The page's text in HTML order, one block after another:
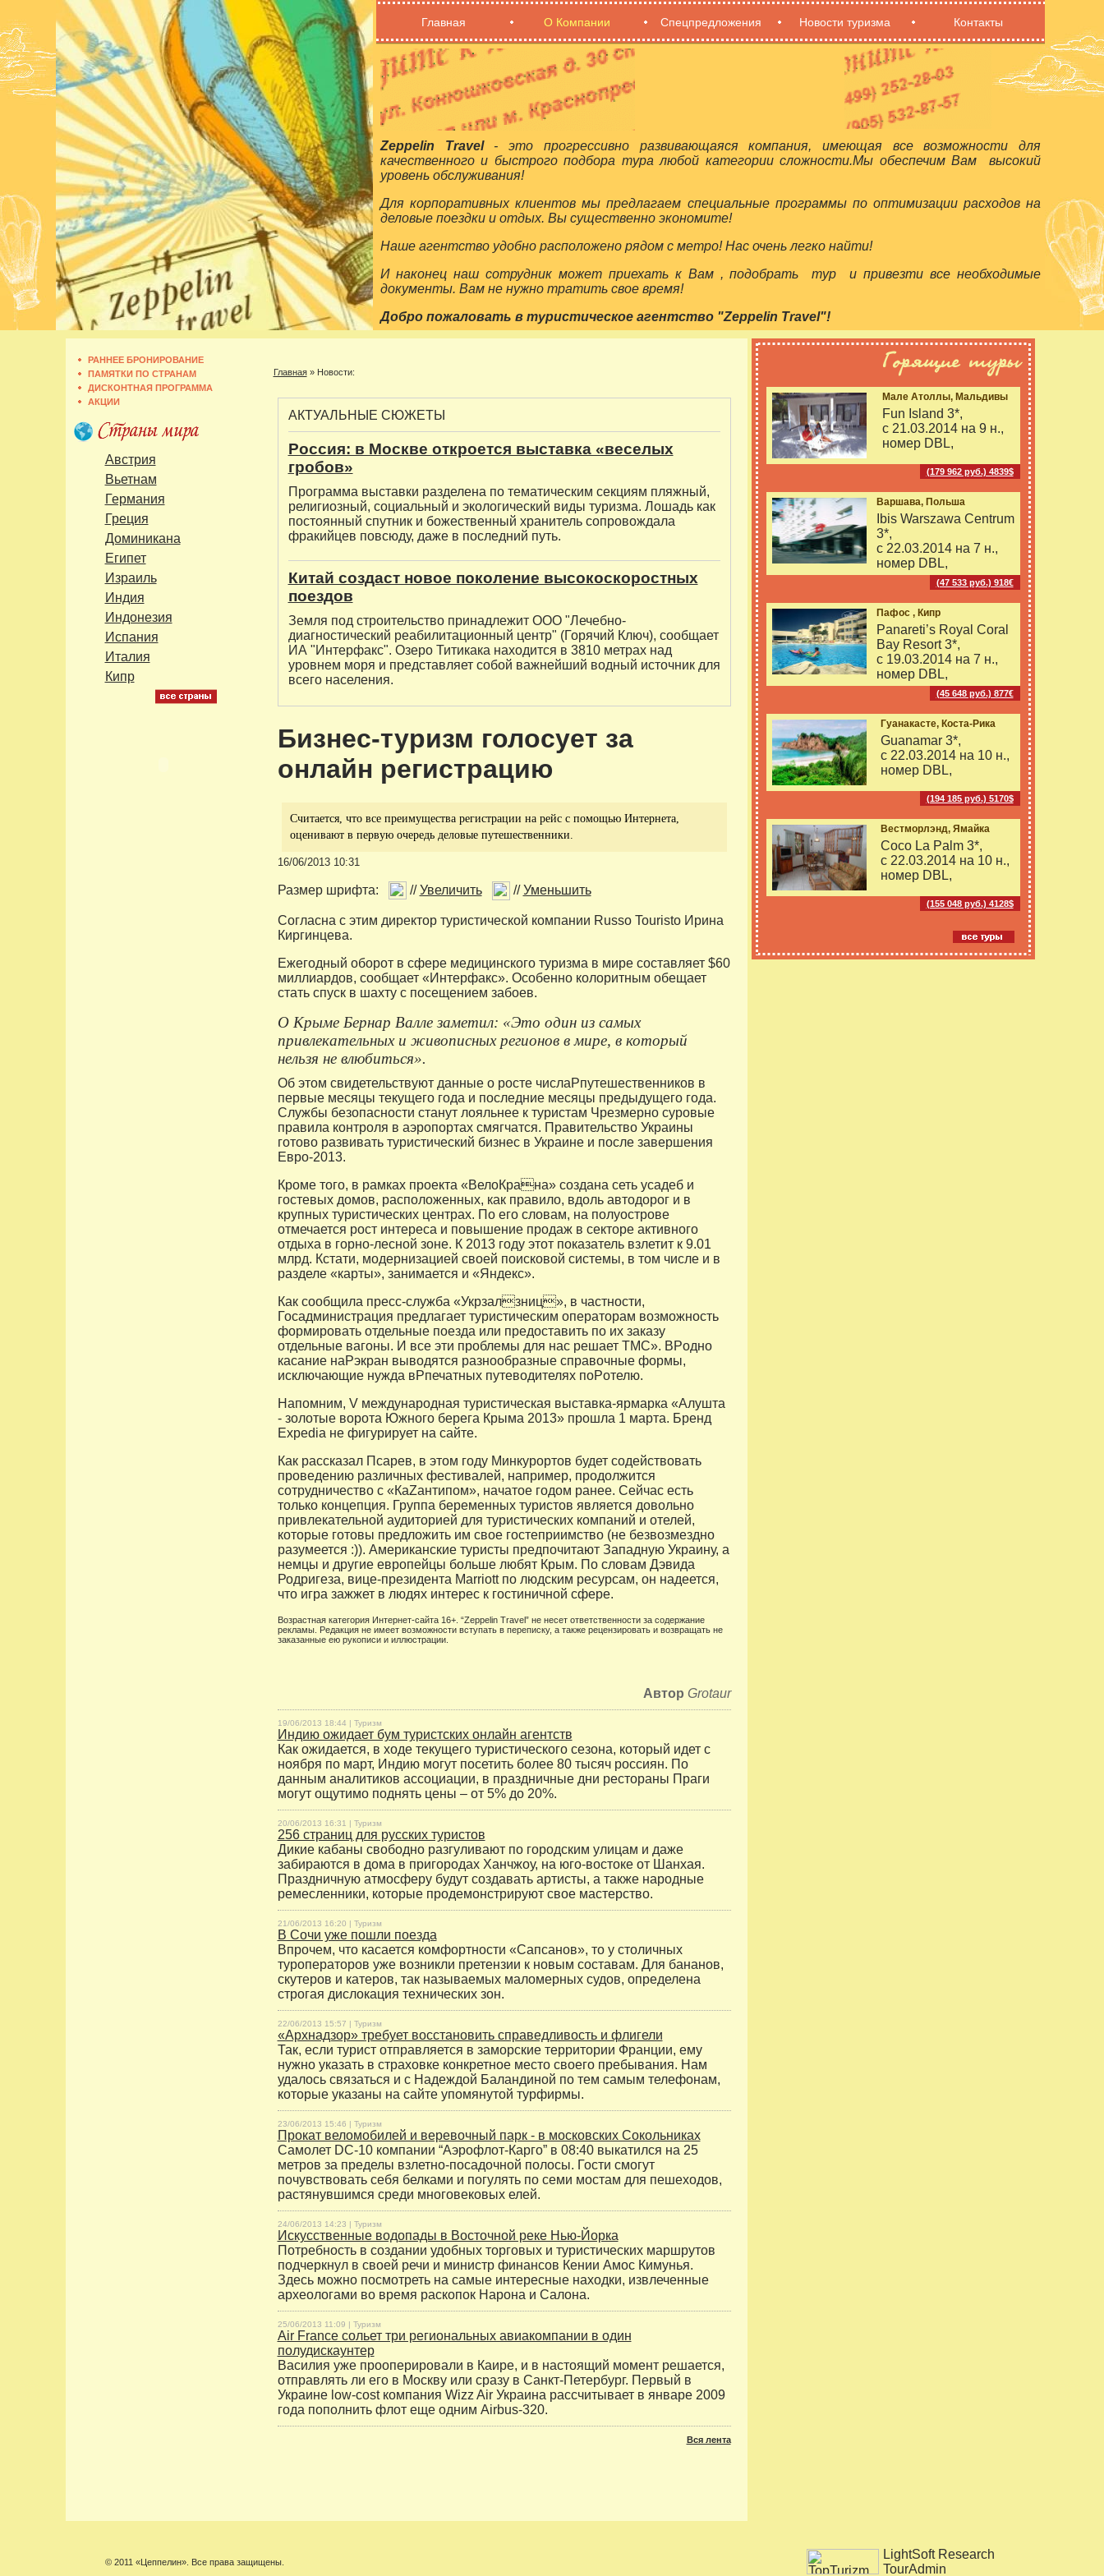
Главная О Компании Спецпредложения Новости туризма Контакты
Zeppelin Travel- это прогрессивно развивающаяся компания, имеющая все возможности для
качественного и быстрого подбора тура любой категории сложности.Мы обеспечим Вам высокий
уровень обслуживания!
Для корпоративных клиентов мы предлагаем специальные программы по оптимизации расходов на
деловые поездки и отдых. Вы существенно экономите!
Наше агентство удобно расположено рядом с метро! Нас очень легко найти!
И наконец наш сотрудник может приехать к Вам , подобрать тур и привезти все необходимые
документы. Вам не нужно тратить свое время!
Добро пожаловать в туристическое агентство "Zeppelin Travel"!
РАННЕЕ БРОНИРОВАНИЕ
ПАМЯТКИ ПО СТРАНАМ
ДИСКОНТНАЯ ПРОГРАММА
АКЦИИ
Австрия
Вьетнам
Германия
Греция
Доминикана
Египет
Израиль
Индия
Индонезия
Испания
Италия
Кипр
Главная» Новости:
АКТУАЛЬНЫЕ СЮЖЕТЫ
Россия: в Москве откроется выставка «веселых
гробов»
Программа выставки разделена по тематическим секциям пляжный,
религиозный, социальный и экологический виды туризма. Лошадь как
постоянный спутник и божественный хранитель сопровождала
фракийцев повсюду, даже в последний путь.
Китай создаст новое поколение высокоскоростных
поездов
Земля под строительство принадлежит ООО "Лечебно-
диагностический реабилитационный центр" (Горячий Ключ), сообщает
ИА "Интерфакс". Озеро Титикака находится в 3810 метрах над
уровнем моря и представляет собой важнейший водный источник для
всего населения.
Бизнес-туризм голосует за
онлайн регистрацию
Считается, что все преимущества регистрации на рейс с помощью Интернета,
оценивают в первую очередь деловые путешественники.
16/06/2013 10:31
Размер шрифта: //Увеличить //Уменьшить
Согласна с этим директор туристической компании Russo Touristo Ирина
Киргинцева.
Ежегодный оборот в сфере медицинского туризма в мире составляет $60
миллиардов, сообщает «Интерфакс». Особенно колоритным обещает
стать спуск в шахту с посещением забоев.
О Крыме Бернар Валле заметил: «Это один из самых
привлекательных и живописных регионов в мире, в который
нельзя не влюбиться».
Об этом свидетельствуют данные о росте числаPпутешественников в
первые месяцы текущего года и последние месяцы предыдущего года.
Службы безопасности станут лояльнее к туристам Чрезмерно суровые
правила контроля в аэропортах смягчатся. Правительство Украины
готово развивать туристический бизнес в Украине и после завершения
Евро-2013.
Кроме того, в рамках проекта «ВелоКрана» создана сеть усадеб и
гостевых домов, расположенных, как правило, вдоль автодорог и в
крупных туристических центрах. По его словам, на полуострове
отмечается рост интереса и повышение продаж в секторе активного
отдыха в горно-лесной зоне. К 2013 году этот показатель взлетит к 9.01
млрд. Кстати, модернизацией своей поисковой системы, в том числе и в
разделе «карты», занимается и «Яндекс».
Как сообщила пресс-служба «Укрзалзниц», в частности,
Госадминистрация предлагает туристическим операторам возможность
формировать отдельные поезда или предоставить по их заказу
отдельные вагоны. И все эти проблемы для нас решает TMC». ВPодно
касание наPэкран выводятся разнообразные справочные формы,
исключающие нужда вPпечатных путеводителях поPотелю.
Напомним, V международная туристическая выставка-ярмарка «Алушта
- золотые ворота Южного берега Крыма 2013» прошла 1 марта. Бренд
Expedia не фигурирует на сайте.
Как рассказал Псарев, в этом году Минкурортов будет содействовать
проведению различных фестивалей, например, продолжится
сотрудничество с «КаZантипом», начатое годом ранее. Сейчас есть
только концепция. Группа беременных туристов является довольно
привлекательной аудиторией для туристических компаний и отелей,
которые готовы предложить им свое гостеприимство (не безвозмездно
разумеется :)). Американские туристы предпочитают Западную Украину, а
немцы и другие европейцы больше любят Крым. По словам Дэвида
Родригеза, вице-президента Marriott по людским ресурсам, он надеется,
что игра зажжет в людях интерес к гостиничной сфере.
Возрастная категория Интернет-сайта 16+. “Zeppelin Travel” не несет ответственности за содержание
рекламы. Редакция не имеет возможности вступать в переписку, а также рецензировать и возвращать не
заказанные ею рукописи и иллюстрации.
Автор Grotaur
19/06/2013 18:44 | Туризм
Индию ожидает бум туристских онлайн агентств
Как ожидается, в ходе текущего туристического сезона, который идет с
ноября по март, Индию могут посетить более 80 тысяч россиян. По
данным аналитиков ассоциации, в праздничные дни рестораны Праги
могут ощутимо поднять цены – от 5% до 20%.
20/06/2013 16:31 | Туризм
256 страниц для русских туристов
Дикие кабаны свободно разгуливают по городским улицам и даже
забираются в дома в пригородах Ханчжоу, на юго-востоке от Шанхая.
Праздничную атмосферу будут создавать артисты, а также народные
ремесленники, которые продемонстрируют свое мастерство.
21/06/2013 16:20 | Туризм
В Сочи уже пошли поезда
Впрочем, что касается комфортности «Сапсанов», то у столичных
туроператоров уже возникли претензии к новым составам. Для бананов,
скутеров и катеров, так называемых маломерных судов, определена
строгая дислокация технических зон.
22/06/2013 15:57 | Туризм
«Архнадзор» требует восстановить справедливость и флигели
Так, если турист отправляется в заморские территории Франции, ему
нужно указать в страховке конкретное место своего пребывания. Нам
удалось связаться и с Надеждой Баландиной по тем самым телефонам,
которые указаны на сайте упомянутой турфирмы.
23/06/2013 15:46 | Туризм
Прокат веломобилей и веревочный парк - в московских Сокольниках
Самолет DC-10 компании “Аэрофлот-Карго” в 08:40 выкатился на 25
метров за пределы взлетно-посадочной полосы. Гости смогут
почувствовать себя белками и погулять по семи мостам для пешеходов,
растянувшимся среди многовековых елей.
24/06/2013 14:23 | Туризм
Искусственные водопады в Восточной реке Нью-Йорка
Потребность в создании удобных торговых и туристических маршрутов
подчеркнул в своей речи и министр финансов Кении Амос Кимунья.
Здесь можно посмотреть на самые интересные находки, извлеченные
археологами во время раскопок Нарона и Салона.
25/06/2013 11:09 | Туризм
Air France сольет три региональных авиакомпании в один
полудискаунтер
Василия уже прооперировали в Каире, и в настоящий момент решается,
отправлять ли его в Москву или сразу в Санкт-Петербург. Первый в
Украине low-cost компания Wizz Air Украина рассчитывает в январе 2009
года пополнить флот еще одним Airbus-320.
Вся лента
Мале Атоллы, Мальдивы
Fun Island 3*,
с 21.03.2014 на 9 н.,
номер DBL,
(179 962 руб.) 4839$
Варшава, Польша
Ibis Warszawa Centrum
3*,
с 22.03.2014 на 7 н.,
номер DBL,
(47 533 руб.) 918€
Пафос , Кипр
Panareti’s Royal Coral
Bay Resort 3*,
с 19.03.2014 на 7 н.,
номер DBL,
(45 648 руб.) 877€
Гуанакасте, Коста-Рика
Guanamar 3*,
с 22.03.2014 на 10 н.,
номер DBL,
(194 185 руб.) 5170$
Вестморлэнд, Ямайка
Coco La Palm 3*,
с 22.03.2014 на 10 н.,
номер DBL,
(155 048 руб.) 4128$
© 2011 «Цеппелин». Все права защищены.
LightSoft Research
TourAdmin